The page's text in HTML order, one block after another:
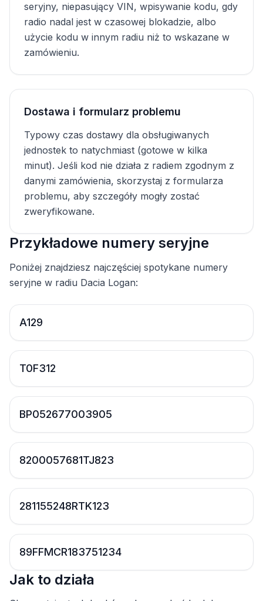
seryjny, niepasujący VIN, wpisywanie kodu, gdy
radio nadal jest w czasowej blokadzie, albo
użycie kodu w innym radiu niż to wskazane w
zamówieniu.
Dostawa i formularz problemu
Typowy czas dostawy dla obsługiwanych
jednostek to natychmiast (gotowe w kilka
minut). Jeśli kod nie działa z radiem zgodnym z
danymi zamówienia, skorzystaj z formularza
problemu, aby szczegóły mogły zostać
zweryfikowane.
Przykładowe numery seryjne
Poniżej znajdziesz najczęściej spotykane numery
seryjne w radiu Dacia Logan:
A129
T0F312
BP052677003905
8200057681TJ823
281155248RTK123
89FFMCR183751234
Jak to działa